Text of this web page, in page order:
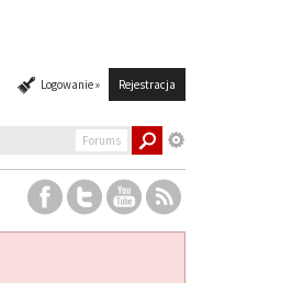
Logowanie » Rejestracja
Forums